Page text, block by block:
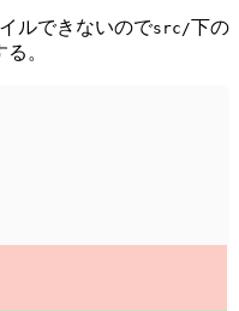
ルできないのでsrc/下の
。